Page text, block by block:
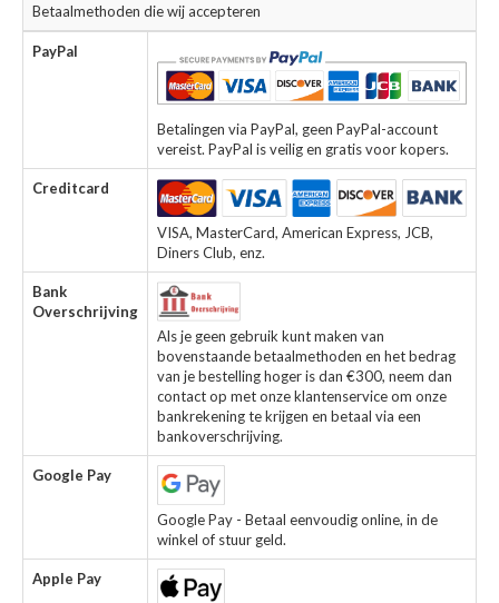
Betaalmethoden die wij accepteren
PayPal
Betalingen via PayPal, geen PayPal-account
vereist. PayPal is veilig en gratis voor kopers.
Creditcard
VISA, MasterCard, American Express, JCB,
Diners Club, enz.
Bank
Overschrijving
Als je geen gebruik kunt maken van
bovenstaande betaalmethoden en het bedrag
van je bestelling hoger is dan €300, neem dan
contact op met onze klantenservice om onze
bankrekening te krijgen en betaal via een
bankoverschrijving.
Google Pay
Google Pay - Betaal eenvoudig online, in de
winkel of stuur geld.
Apple Pay